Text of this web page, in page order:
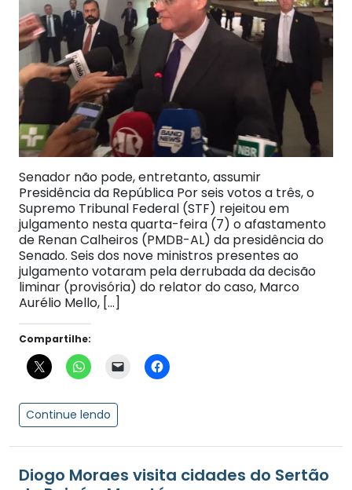
Senador não pode, entretanto, assumir
Presidência da República Por seis votos a três, o
Supremo Tribunal Federal (STF) rejeitou em
julgamento nesta quarta-feira (7) o afastamento
de Renan Calheiros (PMDB-AL) da presidência do
Senado. Seis dos nove ministros presentes ao
julgamento votaram pela derrubada da decisão
liminar (provisória) do relator do caso, Marco
Aurélio Mello, […]
Compartilhe:
Continue lendo
Diogo Moraes visita cidades do Sertão